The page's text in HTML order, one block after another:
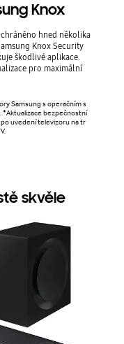
Knox
hned několika
Knox Security
škodlivé aplikace.
pro maximální
Samsung s operačním s
*Aktualizace bezpečnostní
uvedení televizoru na tr
skvěle